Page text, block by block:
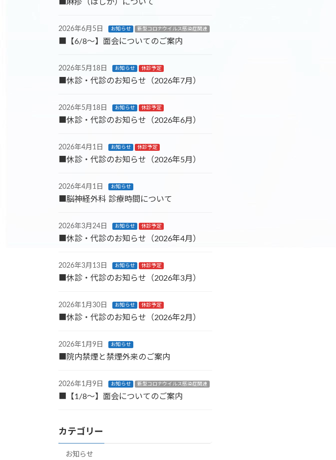
■麻疹（はしか）について
2026年6月5日 お知らせ 新型コロナウイルス感染症関連
■【6/8～】面会についてのご案内
2026年5月18日 お知らせ 休診予定
■休診・代診のお知らせ（2026年7月）
2026年5月18日 お知らせ 休診予定
■休診・代診のお知らせ（2026年6月）
2026年4月1日 お知らせ 休診予定
■休診・代診のお知らせ（2026年5月）
2026年4月1日 お知らせ
■脳神経外科 診療時間について
2026年3月24日 お知らせ 休診予定
■休診・代診のお知らせ（2026年4月）
2026年3月13日 お知らせ 休診予定
■休診・代診のお知らせ（2026年3月）
2026年1月30日 お知らせ 休診予定
■休診・代診のお知らせ（2026年2月）
2026年1月9日 お知らせ
■院内禁煙と禁煙外来のご案内
2026年1月9日 お知らせ 新型コロナウイルス感染症関連
■【1/8～】面会についてのご案内
カテゴリー
お知らせ